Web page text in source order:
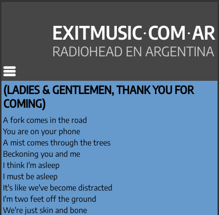
EXITMUSIC·COM·AR
RADIOHEAD EN ARGENTINA
(LADIES & GENTLEMEN, THANK YOU FOR
COMING)
A fork comes in the road
You are on your phone
A mist comes through the trees
Beckoning you and me
I think I'm asleep
I must be asleep
It's like we've become distracted
I'm two feet off the ground
We're just skin and bone